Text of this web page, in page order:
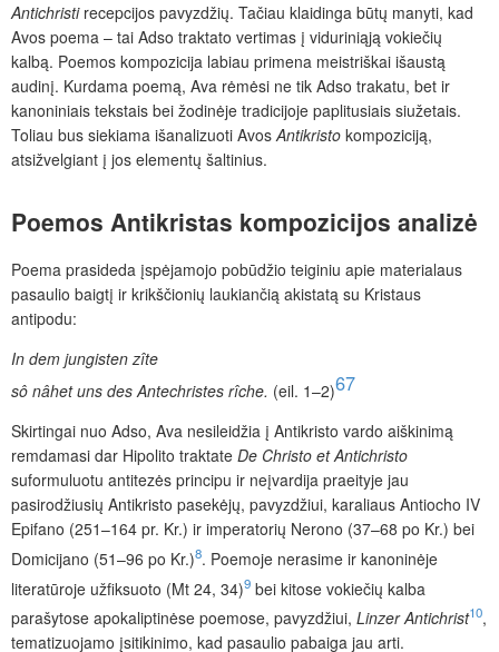
Antichristirecepcijos pavyzdžių. Tačiau klaidinga būtų manyti, kad
Avos poema – tai Adso traktato vertimas į viduriniąją vokiečių
kalbą. Poemos kompozicija labiau primena meistriškai išaustą
audinį. Kurdama poemą, Ava rėmėsi ne tik Adso trakatu, bet ir
kanoniniais tekstais bei žodinėje tradicijoje paplitusiais siužetais.
Toliau bus siekiama išanalizuoti AvosAntikristo kompoziciją,
atsižvelgiant į jos elementų šaltinius.
Poemos Antikristas kompozicijos analizė
Poema prasideda įspėjamojo pobūdžio teiginiu apie materialaus
pasaulio baigtį ir krikščionių laukiančią akistatą su Kristaus
antipodu:
In dem jungisten zîte
sô nâhet uns des Antechristes rîche. (eil. 1–2)67
Skirtingai nuo Adso, Ava nesileidžia į Antikristo vardo aiškinimą
remdamasi dar Hipolito traktate De Christo et Antichristo
suformuluotu antitezės principu ir neįvardija praeityje jau
pasirodžiusių Antikristo pasekėjų, pavyzdžiui, karaliaus Antiocho IV
Epifano (251–164 pr. Kr.) ir imperatorių Nerono (37–68 po Kr.) bei
Domicijano (51–96 po Kr.)8. Poemoje nerasime ir kanoninėje
literatūroje užfiksuoto (Mt 24, 34)9 bei kitose vokiečių kalba
parašytose apokaliptinėse poemose, pavyzdžiui, Linzer Antichrist10,
tematizuojamo įsitikinimo, kad pasaulio pabaiga jau arti.